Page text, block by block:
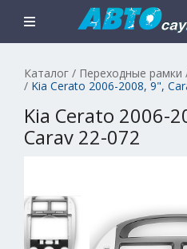
Каталог / Переходные рамки
/ Kia Cerato 2006-2008, 9",
Kia Cerato 2006-
Carav 22-072